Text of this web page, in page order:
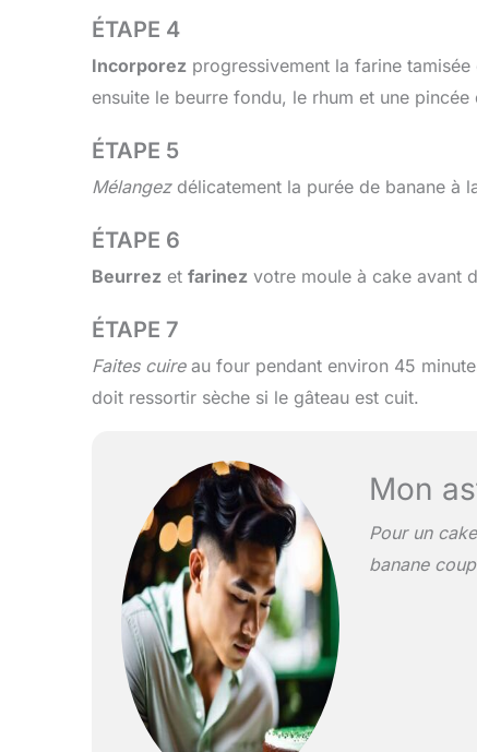
ÉTAPE 4
Incorporez progressivement la farine
ensuite le beurre fondu, le rhum et une pincée
ÉTAPE 5
Mélangezdélicatement la purée de banane à
ÉTAPE 6
Beurrez et farinez votre moule à cake avant
ÉTAPE 7
Faites cuireau four pendant environ 45
doit ressortir sèche si le gâteau est cuit.
Mon
Pour un
banane